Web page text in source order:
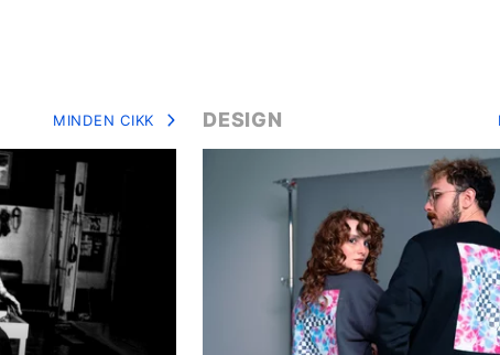
MINDEN CIKK DESIGN